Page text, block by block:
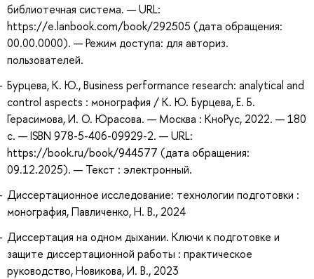
библиотечная система. — URL:
https://e.lanbook.com/book/292505 (дата обращения:
00.00.0000). — Режим доступа: для авториз.
пользователей.
Бурцева, К. Ю., Business performance research: analytical and
control aspects : монография / К. Ю. Бурцева, Е. Б.
Герасимова, И. О. Юрасова. — Москва : КноРус, 2022. — 180
с. — ISBN 978-5-406-09929-2. — URL:
https://book.ru/book/944577 (дата обращения:
09.12.2025). — Текст : электронный.
Диссертационное исследование: технологии подготовки :
монография, Павличенко, Н. В., 2024
Диссертация на одном дыхании. Ключи к подготовке и
защите диссертационной работы : практическое
руководство, Новикова, И. В., 2023